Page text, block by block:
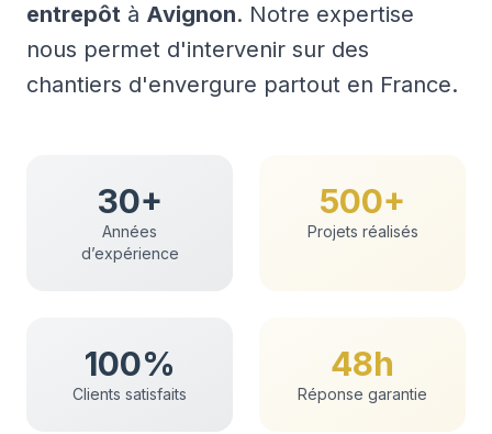
entrepôt à Avignon. Notre expertise
nous permet d'intervenir sur des
chantiers d'envergure partout en France.
30+
Années
d’expérience
500+
Projets réalisés
100%
Clients satisfaits
48h
Réponse garantie